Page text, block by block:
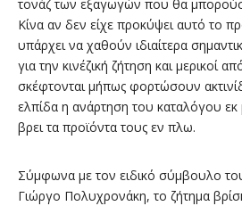
τονάζ των εξαγωγών που θα
Κίνα αν δεν είχε προκύψει αυτό το
υπάρχει να χαθούν ιδιαίτερα
για την κινέζική ζήτηση και μερικοί
σκέφτονται μήπως φορτώσουν
ελπίδα η ανάρτηση του καταλόγου
βρει τα προϊόντα τους εν πλω.
Σύμφωνα με τον ειδικό σύμβουλο
Γιώργο Πολυχρονάκη, το ζήτημα